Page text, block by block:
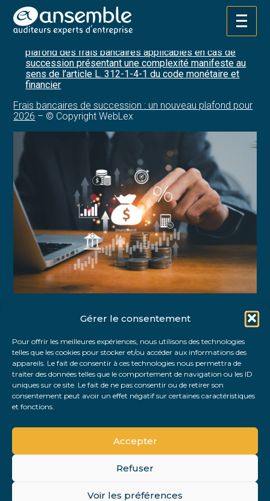
Gérer le consentement
Pour offrir les meilleures expériences, nous utilisons des technologies
telles que les cookies pour stocker et/ou accéder aux informations des
appareils. Le fait de consentir à ces technologies nous permettra de
traiter des données telles que le comportement de navigation ou les ID
uniques sur ce site. Le fait de ne pas consentir ou de retirer son
consentement peut avoir un effet négatif sur certaines caractéristiques
et fonctions.
Accepter
Refuser
Voir les préférences
Aller
au
Sources :
plafond des frais bancaires applicables en cas de
succession présentant une complexité manifeste au
sens de l’article L. 312-1-4-1 du code monétaire et
financier
Frais bancaires de succession : un nouveau plafond pour
2026 – © Copyright WebLex
FaceBook
TwitterLinkedIn